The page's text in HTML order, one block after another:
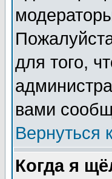
для того,
вами
Вернуться
Когда я